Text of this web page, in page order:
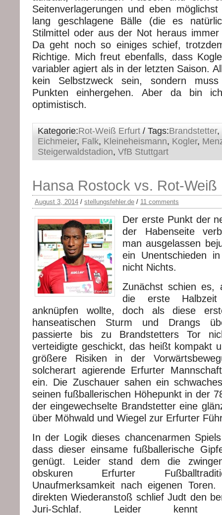
Seitenverlagerungen und eben
lang geschlagene Bälle (die es
Stilmittel oder aus der Not heraus
Da geht noch so einiges schief,
Richtige. Mich freut ebenfalls, dass
variabler agiert als in der letzten Saison.
kein Selbstzweck sein, sondern
Punkten einhergehen. Aber da bin
optimistisch.
Kategorie:Rot-Weiß Erfurt / Tags:Brandstetter,
Eichmeier, Falk, Kleineheismann, Kogler,
Steigerwaldstadion, VfB Stuttgart
Hansa Rostock vs. Rot-Weiß
August 3, 2014 / stellungsfehler.de / 11 comments
Der erste Punkt der
der Habenseite
man ausgelassen
ein Unentschieden
nicht Nichts.
Zunächst schien es,
die erste
anknüpfen wollte, doch als diese
hanseatischen Sturm und Drangs
passierte bis zu Brandstetters Tor
verteidigte geschickt, das heißt kompakt
größere Risiken in der
solcherart agierende Erfurter
ein. Die Zuschauer sahen ein
seinen fußballerischen Höhepunkt in der
der eingewechselte Brandstetter eine
über Möhwald und Wiegel zur Erfurter
In der Logik dieses chancenarmen
dass dieser einsame fußballerische
genügt. Leider stand dem die
obskuren Erfurter
Unaufmerksamkeit nach eigenen
direkten Wiederanstoß schlief Judt den
Juri-Schlaf. Leider